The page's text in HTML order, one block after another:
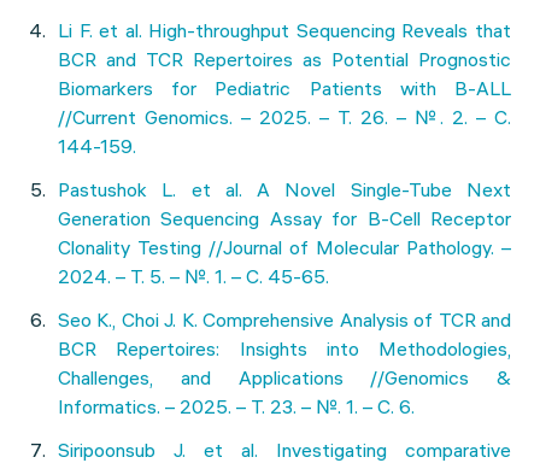
Li F. et al. High-throughput Sequencing Reveals that
BCR and TCR Repertoires as Potential Prognostic
Biomarkers for Pediatric Patients with B-ALL
//Current Genomics. – 2025. – Т. 26. – №. 2. – С.
144-159.
Pastushok L. et al. A Novel Single-Tube Next
Generation Sequencing Assay for B-Cell Receptor
Clonality Testing //Journal of Molecular Pathology. –
2024. – Т. 5. – №. 1. – С. 45-65.
Seo K., Choi J. K. Comprehensive Analysis of TCR and
BCR Repertoires: Insights into Methodologies,
Challenges, and Applications //Genomics &
Informatics. – 2025. – Т. 23. – №. 1. – С. 6.
Siripoonsub J. et al. Investigating comparative